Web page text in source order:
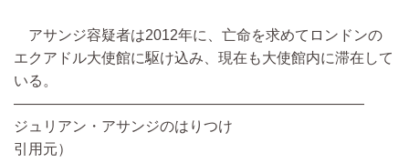
アサンジ容疑者は2012年に、亡命を求めてロンドンの
エクアドル大使館に駆け込み、現在も大使館内に滞在して
いる。
————————————————————————
ジュリアン・アサンジのはりつけ
引用元）